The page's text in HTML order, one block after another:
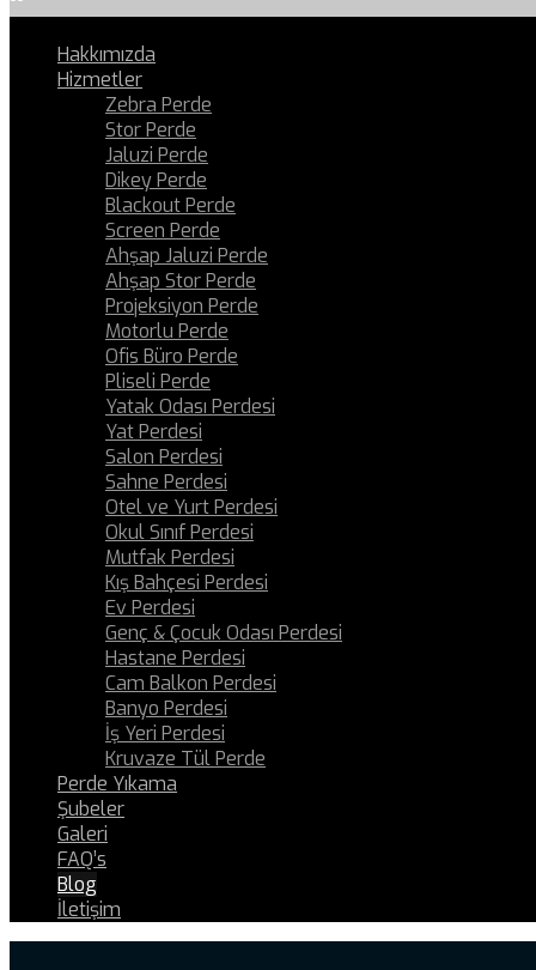
Hakkımızda
Hizmetler
Zebra Perde
Stor Perde
Jaluzi Perde
Dikey Perde
Blackout Perde
Screen Perde
Ahşap Jaluzi Perde
Ahşap Stor Perde
Projeksiyon Perde
Motorlu Perde
Ofis Büro Perde
Pliseli Perde
Yatak Odası Perdesi
Yat Perdesi
Salon Perdesi
Sahne Perdesi
Otel ve Yurt Perdesi
Okul Sınıf Perdesi
Mutfak Perdesi
Kış Bahçesi Perdesi
Ev Perdesi
Genç & Çocuk Odası Perdesi
Hastane Perdesi
Cam Balkon Perdesi
Banyo Perdesi
İş Yeri Perdesi
Kruvaze Tül Perde
Perde Yıkama
Şubeler
Galeri
FAQ’s
Blog
İletişim